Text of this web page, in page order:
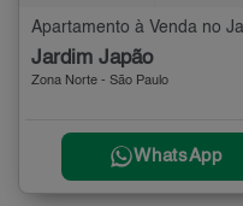
Apartamento à Venda no
Jardim Japão
Zona Norte - São Paulo
WhatsApp